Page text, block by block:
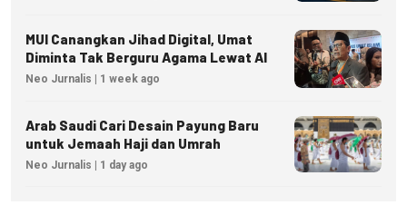
MUI Canangkan Jihad Digital, Umat
Diminta Tak Berguru Agama Lewat AI
Neo Jurnalis | 1 week ago
Arab Saudi Cari Desain Payung Baru
untuk Jemaah Haji dan Umrah
Neo Jurnalis | 1 day ago